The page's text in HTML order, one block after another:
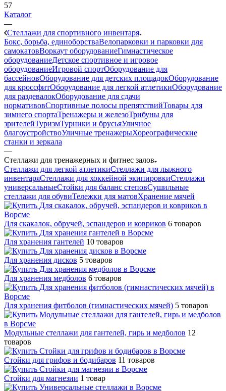
57
Каталог
—
Стеллажи для спортивного инвентаря
Бокс, борьба, единоборстваВелопарковки и парковки для
самокатовВоркаут оборудованиеГимнастическое
оборудованиеДетское спортивное и игровое
оборудованиеИгровой спортОборудование для
бассейновОборудование для детских площадокОборудование
для кроссфитОборудование для легкой атлетикиОборудование
для раздевалокОборудование для сдачи
нормативовСпортивные полосы препятствийТовары для
зимнего спортаТренажеры и железоТрибуны для
зрителейТуризмТурники и брусьяУличное
благоустройствоУличные тренажерыХореографические
станки и зеркала
—
Стеллажи для тренажерных и фитнес залов
Стеллажи для легкой атлетикиСтеллажи для лыжного
инвентаряСтеллажи для хоккейной экипировкиСтеллажи
универсальныеСтойки для баланс степовСушильные
стеллажи для обувиТележки для матовХранение мячей
Для скакалок, обручей, эспандеров и ковриков 6 товаров
Для хранения гантелей 10 товаров
Для хранения дисков 5 товаров
Для хранения медболов 6 товаров
Для хранения фитболов (гимнастических мячей) 5 товаров
Модульные стеллажи для гантелей, гирь и медболов 12
товаров
Стойки для грифов и бодибаров 11 товаров
Стойки для магнезии 1 товар